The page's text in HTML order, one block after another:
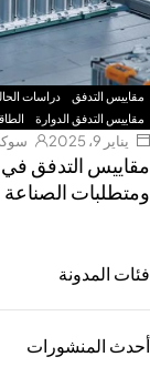
مقاييس التدفق دراسات
مقاييس التدفق الدوارة
يناير 9، 2025
مقاييس التدفق في
ومتطلبات الصناعة
فئات المدونة
أحدث المنشورات